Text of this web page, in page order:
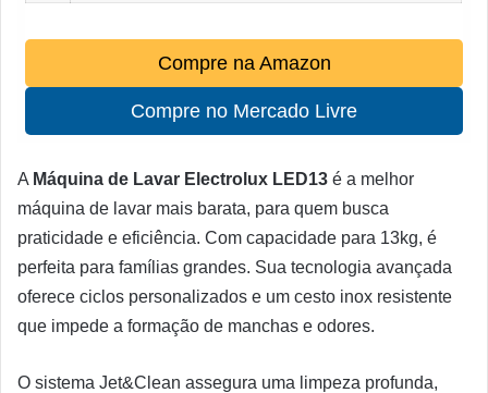
Compre na Amazon
Compre no Mercado Livre
A Máquina de Lavar Electrolux LED13 é a melhor
máquina de lavar mais barata, para quem busca
praticidade e eficiência. Com capacidade para 13kg, é
perfeita para famílias grandes. Sua tecnologia avançada
oferece ciclos personalizados e um cesto inox resistente
que impede a formação de manchas e odores.
O sistema Jet&Clean assegura uma limpeza profunda,